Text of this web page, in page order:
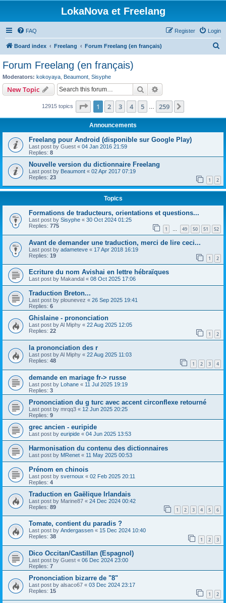
LokaNova et Freelang
FAQ Login
Register
Board index Freelang Forum Freelang (en français)
Forum Freelang (en français)
Moderators: kokoyaya Beaumont Sisyphe
New Topic Search
12915 topics Page 1of 259
1 2 3 4 5 259
Announcements
Freelang pour Android (disponible sur Google Play)
Last post by Guest « 04 Jan 2016 21:59
Replies: 8
Nouvelle version du dictionnaire Freelang
Last post by Beaumont « 02 Apr 2017 07:19
Replies: 23 1 2
Topics
Formations de traducteurs, orientations et questions...
Last post by Sisyphe « 30 Oct 2024 01:25
Replies: 775 1 … 49 50 51 52
Avant de demander une traduction, merci de lire ceci...
Last post by adameteve « 17 Apr 2018 16:19
Replies: 19 1 2
Ecriture du nom Avishai en lettre hébraïques
Last post by Makandal « 08 Oct 2025 17:06
Traduction Breton...
Last post by plounevez « 26 Sep 2025 19:41
Replies: 6
Ghislaine - prononciation
Last post byAl Miphy « 22 Aug 2025 12:05
Replies: 22 1 2
la prononciation des r
Last post byAl Miphy « 22 Aug 2025 11:03
Replies: 48 1 2 3 4
demande en mariage fr-> russe
Last post by Lohane « 11 Jul 2025 19:19
Replies: 3
Prononciation du g turc avec accent circonflexe retourné
Last post by mrqq3 « 12 Jun 2025 20:25
Replies: 9
grec ancien - euripide
Last post by euripide « 04 Jun 2025 13:53
Harmonisation du contenu des dictionnaires
Last post by MRenet « 11 May 2025 00:53
Prénom en chinois
Last post by svernoux « 02 Feb 2025 20:11
Replies: 4
Traduction en Gaëlique Irlandais
Last post by Marine87 « 24 Dec 2024 00:42
Replies: 89 1 2 3 4 5 6
Tomate, contient du paradis ?
Last post by Andergassen « 15 Dec 2024 10:40
Replies: 38 1 2 3
Dico Occitan/Castillan (Espagnol)
Last post by Guest « 06 Dec 2024 23:00
Replies: 7
Prononciation bizarre de "8"
Last post by alsaco67 « 03 Dec 2024 23:17
Replies: 15 1 2